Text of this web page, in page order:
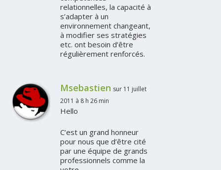
relationnelles, la capacité à
s’adapter à un
environnement changeant,
à modifier ses stratégies
etc. ont besoin d’être
régulièrement renforcés.
Msebastien sur 11 juillet
2011 à 8 h 26 min
Hello
C’est un grand honneur
pour nous que d’être cité
par une équipe de grands
professionnels comme la